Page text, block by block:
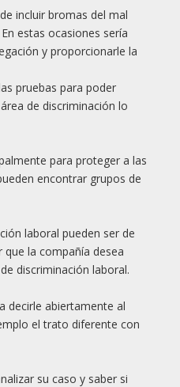
incluir bromas del mal
estas ocasiones sería
y proporcionarle la
pruebas para poder
de discriminación lo
para proteger a las
encontrar grupos de
laboral pueden ser de
la compañía desea
discriminación laboral.
decirle abiertamente al
el trato diferente con
su caso y saber si